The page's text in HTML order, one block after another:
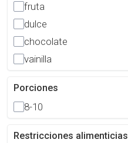
fruta
dulce
chocolate
vainilla
Porciones
8-10
Restricciones alimenticias